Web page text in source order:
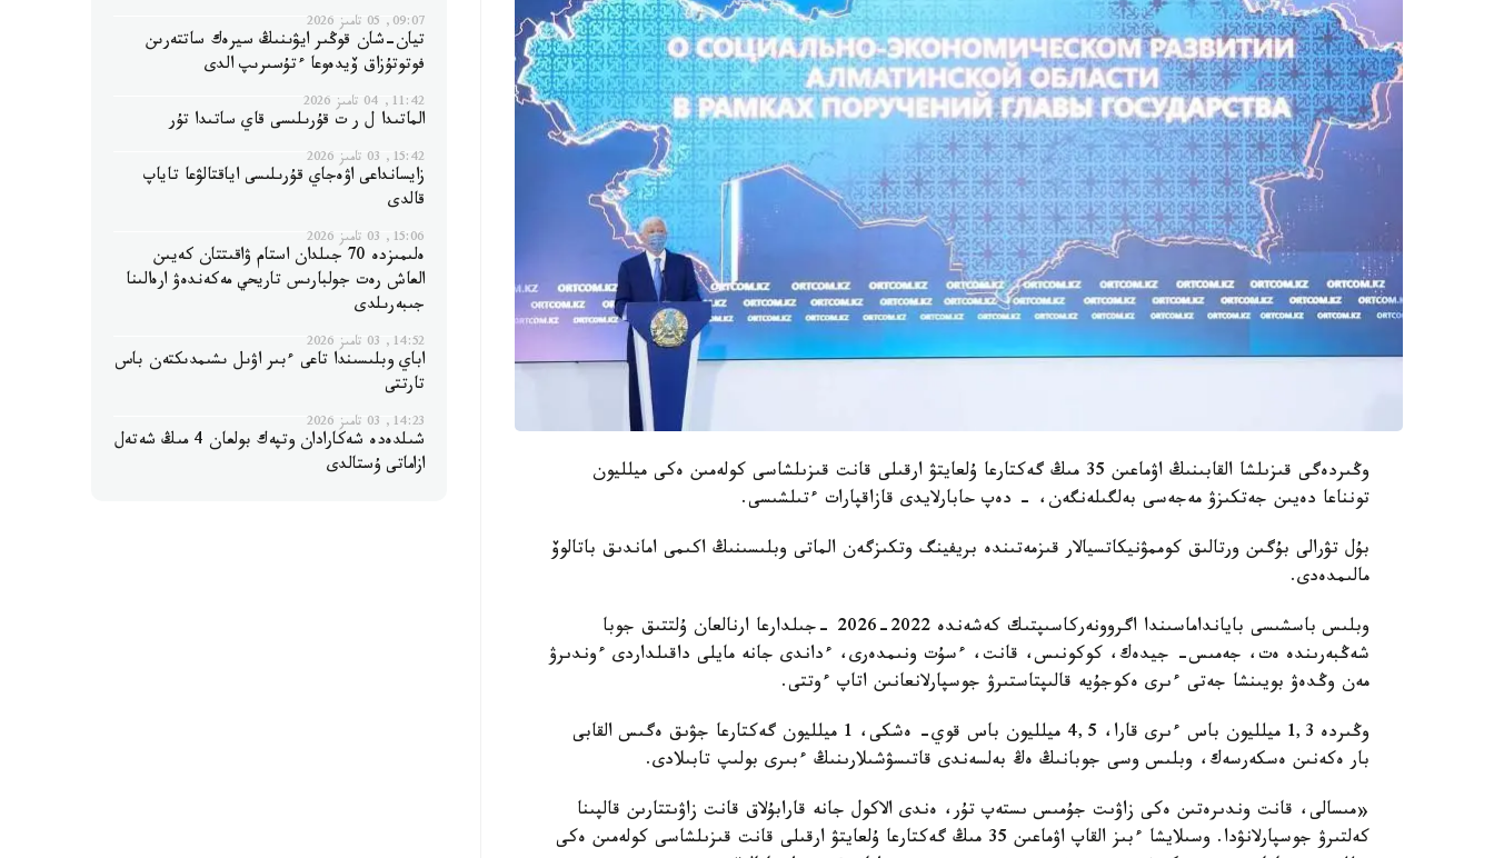
وڭىردەگى قىزىلشا القابىنىڭ اۋماعىن 35 مىڭ گەكتارعا ۇلعايتۋ ارقىلى قانت قىزىلشاسى كولەمىن ەكى ميلليون
تونناعا دەيىن جەتكىزۋ مەجەسى بەلگىلەنگەن، - دەپ حابارلايدى قازاقپارات ءتىلشىسى.
بۇل تۋرالى بۇگىن ورتالىق كوممۋنيكاتسيالار قىزمەتىندە بريفينگ وتكىزگەن الماتى وبلىسىنىڭ اكىمى اماندىق باتالوۆ
مالىمدەدى.
وبلىس باسشىسى بايانداماسىندا اگروونەركاسىپتىك كەشەندە 2022-2026 -جىلدارعا ارنالعان ۇلتتىق جوبا
شەڭبەرىندە ەت، جەمىس- جيدەك، كوكونىس، قانت، ءسۇت ونىمدەرى، ءداندى جانە مايلى داقىلداردى ءوندىرۋ
مەن وڭدەۋ بويىنشا جەتى ءىرى ەكوجۇيە قالىپتاستىرۋ جوسپارلانعانىن اتاپ ءوتتى.
وڭىردە 1,3 ميلليون باس ءىرى قارا، 4,5 ميلليون باس قوي- ەشكى، 1 ميلليون گەكتارعا جۋىق ەگىس القابى
بار ەكەنىن ەسكەرسەك، وبلىس وسى جوبانىڭ ەڭ بەلسەندى قاتىسۋشىلارىنىڭ ءبىرى بولىپ تابىلادى.
«مىسالى، قانت وندىرەتىن ەكى زاۋىت جۇمىس ىستەپ تۇر، ەندى الاكول جانە قارابۇلاق قانت زاۋىتتارىن قالپىنا
كەلتىرۋ جوسپارلانۋدا. وسىلايشا ءبىز القاپ اۋماعىن 35 مىڭ گەكتارعا ۇلعايتۋ ارقىلى قانت قىزىلشاسى كولەمىن ەكى
09:07, 05 تامىز 2026
تيان-شان قوڭىر ايۋىنىڭ سيرەك ساتتەرىن
فوتوتۇزاق ۆيدەوعا ءتۇسىرىپ الدى
11:42, 04 تامىز 2026
الماتىدا ل ر ت قۇرىلىسى قاي ساتىدا تۇر
15:42, 03 تامىز 2026
زايسانداعى اۋەجاي قۇرىلىسى اياقتالۋعا تاياپ
قالدى
15:06, 03 تامىز 2026
ەلىمىزدە 70 جىلدان استام ۋاقىتتان كەيىن
العاش رەت جولبارىس تاريحي مەكەندەۋ ارەالىنا
جىبەرىلدى
14:52, 03 تامىز 2026
اباي وبلىسىندا تاعى ءبىر اۋىل ىشىمدىكتەن باس
تارتتى
14:23, 03 تامىز 2026
شىلدەدە شەكارادان وتپەك بولعان 4 مىڭ شەتەل
ازاماتى ۇستالدى